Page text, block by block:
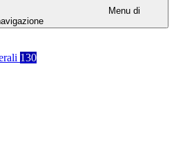
Menu di
130